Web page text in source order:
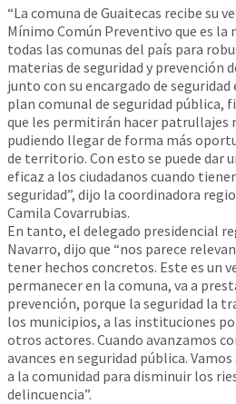
“La comuna de Guaitecas recibe su
Mínimo Común Preventivo que es la
todas las comunas del país para
materias de seguridad y prevención
junto con su encargado de
plan comunal de seguridad pública,
que les permitirán hacer patrullajes
pudiendo llegar de forma más
de territorio. Con esto se puede dar
eficaz a los ciudadanos cuando
seguridad”, dijo la coordinadora
Camila Covarrubias.
En tanto, el delegado presidencial
Navarro, dijo que “nos parece
tener hechos concretos. Este es un
permanecer en la comuna, va a
prevención, porque la seguridad la
los municipios, a las instituciones
otros actores. Cuando avanzamos
avances en seguridad pública.
a la comunidad para disminuir los
delincuencia”.